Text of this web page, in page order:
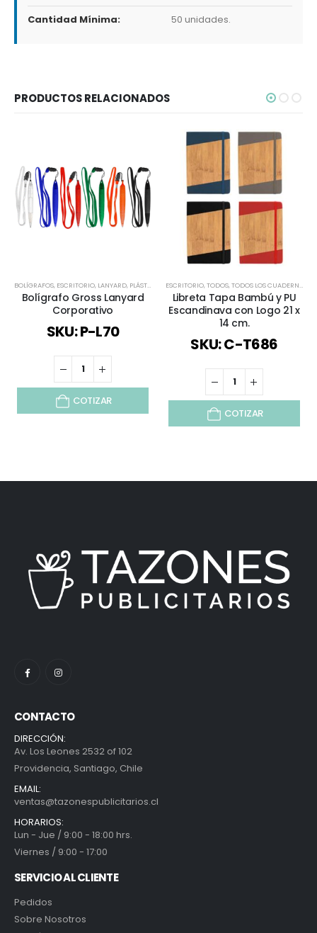
Cantidad Mínima: 50 unidades.
PRODUCTOS RELACIONADOS
BOLÍGRAFOS, ESCRITORIO, LANYARD, PLÁSTICOS Y MASIVOS ,TODOS
Bolígrafo Gross Lanyard
Corporativo
SKU: P-L70
COTIZAR
ESCRITORIO,TODOS,TODOS LOS CUADERNOS Y LIBRETAS
Libreta Tapa Bambú y PU
Escandinava con Logo 21 x
14 cm.
SKU: C-T686
COTIZAR
CONTACTO
DIRECCIÓN:
Av. Los Leones 2532 of 102
Providencia, Santiago, Chile
EMAIL:
ventas@tazonespublicitarios.cl
HORARIOS:
Lun - Jue / 9:00 - 18:00 hrs.
Viernes / 9:00 - 17:00
SERVICIO AL CLIENTE
Pedidos
Sobre Nosotros